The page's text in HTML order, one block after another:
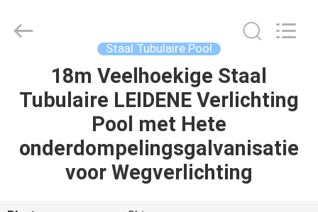
PRODUCTEN
VIDEOS
co.,ltd.
Staal Tubulaire Pool
18m Veelhoekige Staal
Tubulaire LEIDENE Verlichting
Pool met Hete
onderdompelingsgalvanisatie
voor Wegverlichting